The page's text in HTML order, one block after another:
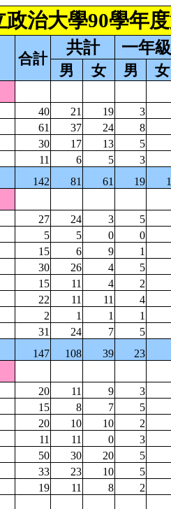
政治大學90學年
合計
共計 一年級
男 女 男
女
40 21 19
3
61 37 24
8
30 17 13
5
11 6 5 3
142 81 61 19
27 24 3
5
5 5 0
0
15 6 9
1
30 26 4
5
15 11 4
2
22 11 11
4
2 1 1
1
31 24 7 5
147 108 39 23
20 11 9
3
15 8 7
5
20 10 10
2
11 11 0
3
50 30 20
5
33 23 10
5
19 11 8
2